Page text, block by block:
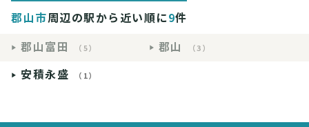
郡山市周辺の駅から近い順に9件
郡山富田
（5） 郡山 （3）
安積永盛 （1）